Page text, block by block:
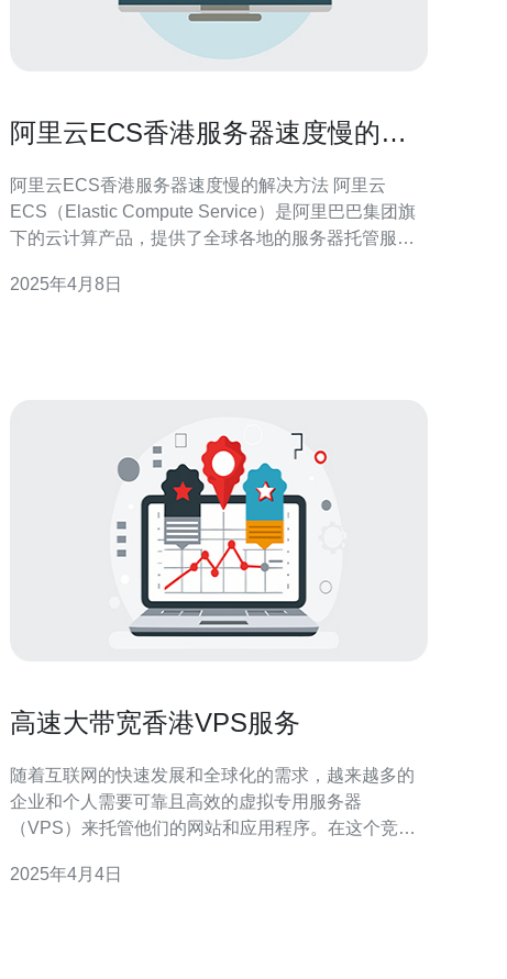
阿里云ECS香港服务器速度慢的解
阿里云ECS香港服务器速度慢的解决方法 阿里云
ECS（Elastic Compute Service）是阿里巴巴集团旗
下的云计算产品，提供了全球各地的服务器托管服
器时，遇到了速度慢的问题。 阿里云ECS香港服务器
2025年4月8日
高速大带宽香港VPS服务
随着互联网的快速发展和全球化的需求，越来越多的
企业和个人需要可靠且高效的虚拟专用服务器
（VPS）来托管他们的网站和应用程序。在这个竞争
越的性能而备受推崇。 香港作为亚洲的金融中心，拥
2025年4月4日